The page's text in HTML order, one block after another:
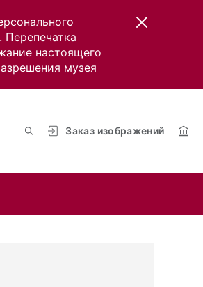
настоящего
музея
Заказ изображений